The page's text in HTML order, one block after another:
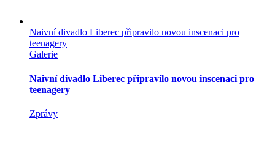
Naivní divadlo Liberec připravilo novou inscenaci pro
teenagery
Galerie
Naivní divadlo Liberec připravilo novou inscenaci pro
teenagery
Zprávy